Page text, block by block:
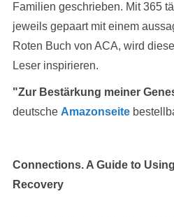
Familien geschrieben. Mit 365
jeweils gepaart mit einem
Roten Buch von ACA, wird
Leser inspirieren.
"Zur Bestärkung meiner
deutsche Amazonseite
Connections. A Guide to
Recovery